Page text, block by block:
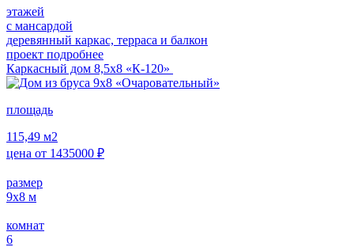
этажей
с мансардой
деревянный каркас, терраса и балкон
проект подробнее
Каркасный дом 8,5х8 «К-120»
площадь
115,49 м2
цена от 1435000 ₽
размер
9х8 м
комнат
6